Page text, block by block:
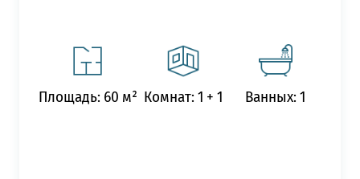
Площадь: 60 м² Комнат: 1 + 1 Ванных: 1